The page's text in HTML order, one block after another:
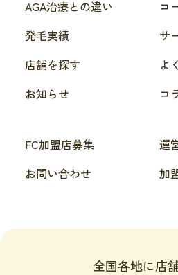
AGA治療との違い
コ
発毛実績
サ
店舗を探す
よ
お知らせ
コ
FC加盟店募集
運
お問い合わせ
加
全国各地に店